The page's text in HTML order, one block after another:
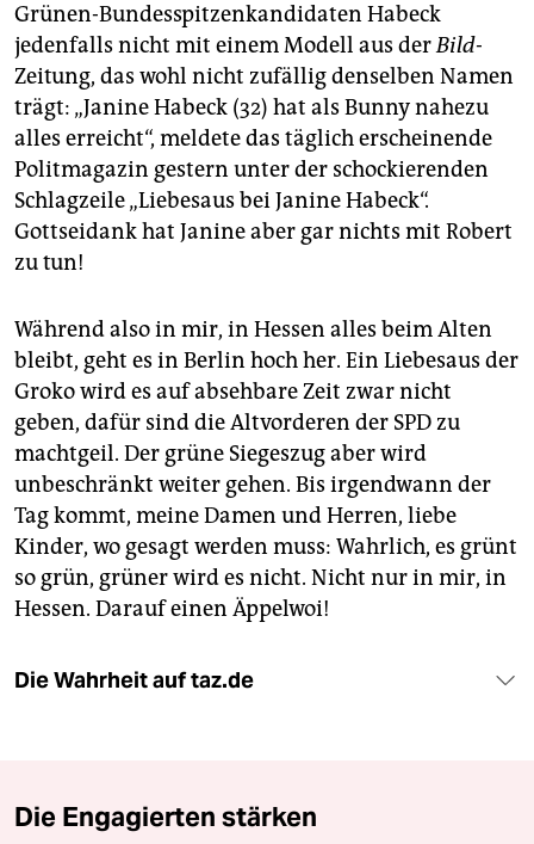
Grünen-Bundesspitzenkandidaten Habeck
jedenfalls nicht mit einem Modell aus derBild-
Zeitung, das wohl nicht zufällig denselben Namen
trägt: „Janine Habeck (32) hat als Bunny nahezu
alles erreicht“, meldete das täglich erscheinende
Politmagazin gestern unter der schockierenden
Schlagzeile „Liebesaus bei Janine Habeck“.
Gottseidank hat Janine aber gar nichts mit Robert
zu tun!
Während also in mir, in Hessen alles beim Alten
bleibt, geht es in Berlin hoch her. Ein Liebesaus der
Groko wird es auf absehbare Zeit zwar nicht
geben, dafür sind die Altvorderen der SPD zu
machtgeil. Der grüne Siegeszug aber wird
unbeschränkt weiter gehen. Bis irgendwann der
Tag kommt, meine Damen und Herren, liebe
Kinder, wo gesagt werden muss: Wahrlich, es grünt
so grün, grüner wird es nicht. Nicht nur in mir, in
Hessen. Darauf einen Äppelwoi!
Die Wahrheit auf taz.de
Die Engagierten stärken